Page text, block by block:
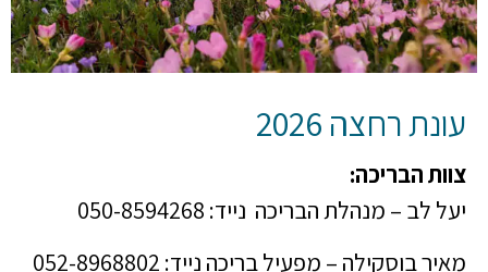
עונת רחצה 2026
צוות הבריכה:
יעל לב – מנהלת הבריכה נייד: 050-8594268
מאיר בוסקילה – מפעיל בריכה נייד: 052-8968802